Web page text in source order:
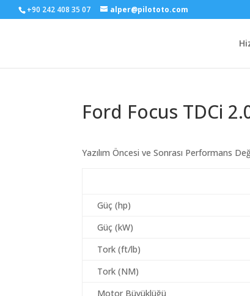
+90 242 408 35 07 alper@pilototo.com
Ford Focus TDCi
Yazılım Öncesi ve Sonrası Performans
Güç (hp)
Güç (kW)
Tork (ft/lb)
Tork (NM)
Motor Büyüklüğü